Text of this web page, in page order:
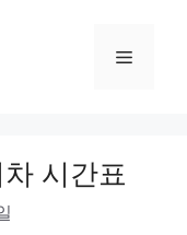
Menu
시간표